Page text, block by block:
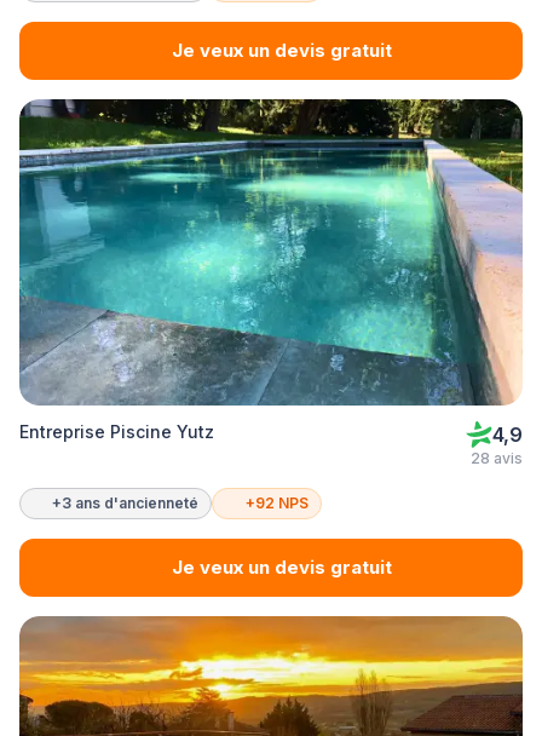
Je veux un devis gratuit
Entreprise Piscine Yutz 4,9
28 avis
+3 ans d'ancienneté +92 NPS
Je veux un devis gratuit